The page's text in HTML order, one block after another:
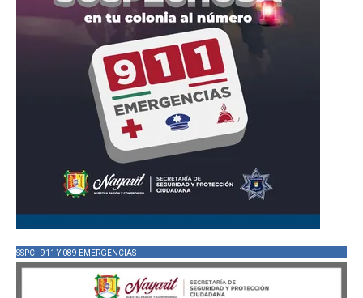
SSPC - 911 Y 089 EMERGENCIAS